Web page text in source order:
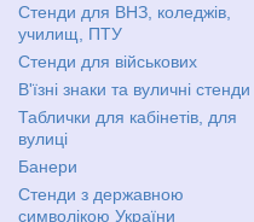
Стенди для ВНЗ, коледжів,
училищ, ПТУ
Стенди для військових
В'їзні знаки та вуличні стенди
Таблички для кабінетів, для
вулиці
Банери
Стенди з державною
символікою України